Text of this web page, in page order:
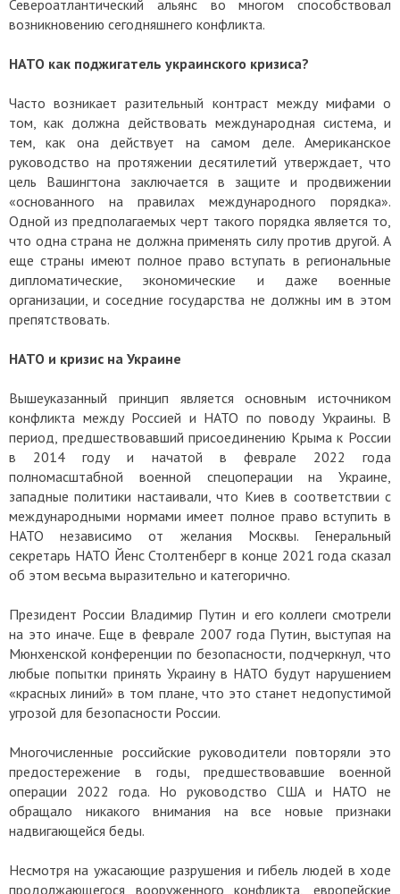
Североатлантический альянс во многом способствовал
возникновению сегодняшнего конфликта.
НАТО как поджигатель украинского кризиса?
Часто возникает разительный контраст между мифами о
том, как должна действовать международная система, и
тем, как она действует на самом деле. Американское
руководство на протяжении десятилетий утверждает, что
цель Вашингтона заключается в защите и продвижении
«основанного на правилах международного порядка».
Одной из предполагаемых черт такого порядка является то,
что одна страна не должна применять силу против другой. А
еще страны имеют полное право вступать в региональные
дипломатические, экономические и даже военные
организации, и соседние государства не должны им в этом
препятствовать.
НАТО и кризис на Украине
Вышеуказанный принцип является основным источником
конфликта между Россией и НАТО по поводу Украины. В
период, предшествовавший присоединению Крыма к России
в 2014 году и начатой в феврале 2022 года
полномасштабной военной спецоперации на Украине,
западные политики настаивали, что Киев в соответствии с
международными нормами имеет полное право вступить в
НАТО независимо от желания Москвы. Генеральный
секретарь НАТО Йенс Столтенберг в конце 2021 года сказал
об этом весьма выразительно и категорично.
Президент России Владимир Путин и его коллеги смотрели
на это иначе. Еще в феврале 2007 года Путин, выступая на
Мюнхенской конференции по безопасности, подчеркнул, что
любые попытки принять Украину в НАТО будут нарушением
«красных линий» в том плане, что это станет недопустимой
угрозой для безопасности России.
Многочисленные российские руководители повторяли это
предостережение в годы, предшествовавшие военной
операции 2022 года. Но руководство США и НАТО не
обращало никакого внимания на все новые признаки
надвигающейся беды.
Несмотря на ужасающие разрушения и гибель людей в ходе
продолжающегося вооруженного конфликта, европейские